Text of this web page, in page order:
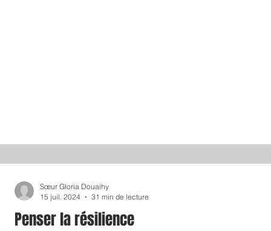
Penser la résilience
Sœur Gloria Douaihy
15 juil. 2024
31 min de lecture